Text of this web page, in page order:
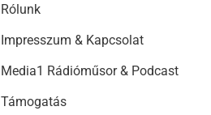
Rólunk
Impresszum & Kapcsolat
Media1 Rádióműsor & Podcast
Támogatás